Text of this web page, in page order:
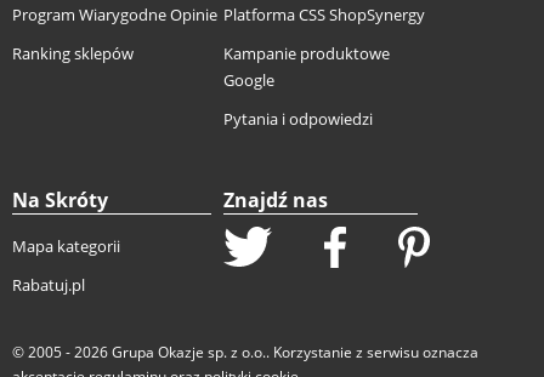
Program Wiarygodne Opinie
Ranking sklepów
Platforma CSS ShopSynergy
Kampanie produktowe
Google
Pytania i odpowiedzi
Na Skróty
Mapa kategorii
Rabatuj.pl
Znajdź nas
© 2005 - 2026Grupa Okazje sp. z o.o.. Korzystanie z serwisu oznacza